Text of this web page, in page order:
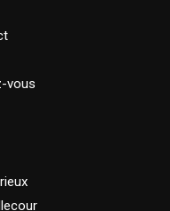
vous